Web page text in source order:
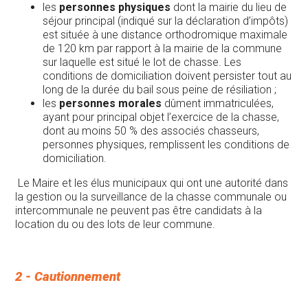
les personnes physiques dont la mairie du lieu de
séjour principal (indiqué sur la déclaration d’impôts)
est située à une distance orthodromique maximale
de 120 km par rapport à la mairie de la commune
sur laquelle est situé le lot de chasse. Les
conditions de domiciliation doivent persister tout au
long de la durée du bail sous peine de résiliation ;
les personnes morales dûment immatriculées,
ayant pour principal objet l’exercice de la chasse,
dont au moins 50 % des associés chasseurs,
personnes physiques, remplissent les conditions de
domiciliation.
Le Maire et les élus municipaux qui ont une autorité dans
la gestion ou la surveillance de la chasse communale ou
intercommunale ne peuvent pas être candidats à la
location du ou des lots de leur commune.
2 - Cautionnement